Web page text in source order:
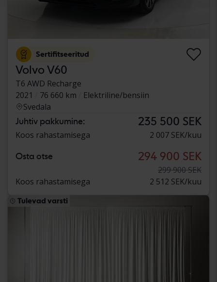
Sertifitseeritud
Volvo V60
T6 AWD Recharge
2021
76 660 km
Elektriline/bensiin
Svedala
Juhtiv pakkumine: 235 500 SEK
Koos rahastamisega 2 007 SEK/kuu
Osta otse 294 900 SEK
299 900 SEK
Koos rahastamisega
2 512 SEK/kuu
Tulevad varsti